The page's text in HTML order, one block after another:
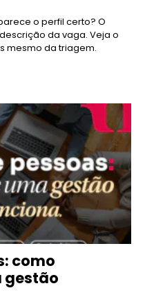
o perfil certo? O
da vaga. Veja o
mesmo da triagem.
como
gestão